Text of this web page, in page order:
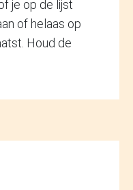
je op de lijst
of helaas op
Houd de